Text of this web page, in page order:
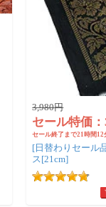
3,980円
セール特価：
セール終了まで21時間12
[日替わりセール
ス[21cm]